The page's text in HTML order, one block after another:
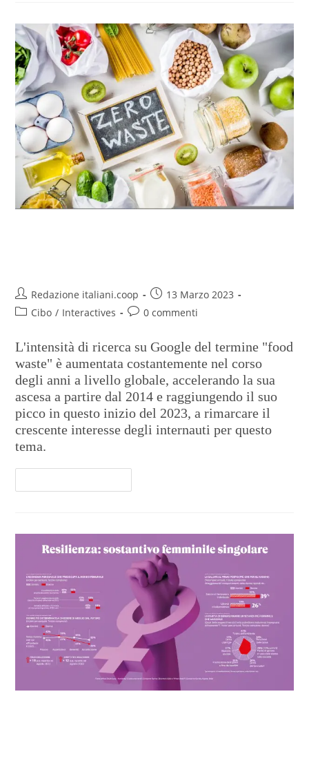
Redazione italiani.coop
13 Marzo 2023
Cibo / Interactives 0 commenti
L'intensità di ricerca su Google del termine "food
waste" è aumentata costantemente nel corso
degli anni a livello globale, accelerando la sua
ascesa a partire dal 2014 e raggiungendo il suo
picco in questo inizio del 2023, a rimarcare il
crescente interesse degli internauti per questo
tema.